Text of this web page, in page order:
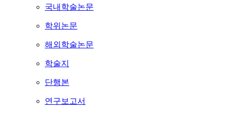
국내학술논문
학위논문
해외학술논문
학술지
단행본
연구보고서